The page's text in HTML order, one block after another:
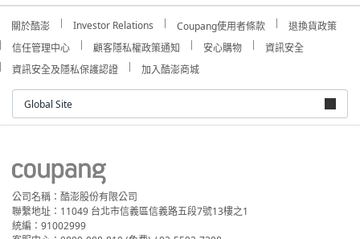
關於酷澎 Investor Relations Coupang使用者條款
退換貨政策
信任管理中心
顧客隱私權政策通知 安心購物
資訊安全
資訊安全及隱私保護認證
加入酷澎商城
Global Site
公司名稱：酷澎股份有限公司
聯繫地址：11049 台北市信義區信義路五段7號13樓之1
統編：91002999